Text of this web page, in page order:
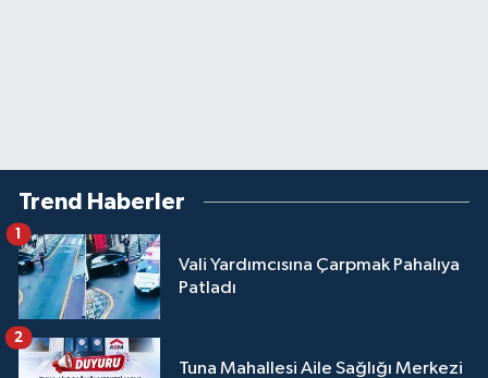
Trend Haberler
Vali Yardımcısına Çarpmak Pahalıya
Patladı
1
Tuna Mahallesi Aile Sağlığı Merkezi
2